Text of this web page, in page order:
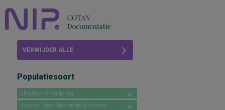
Abonneren
VERWIJDER ALLE
Populatiesoort
allochtone kinderen
dove en slechthorende kinderen